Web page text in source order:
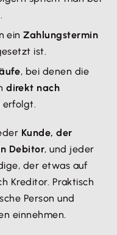
.
einZahlungstermin
ist.
, bei denen die
direkt nach
erfolgt.
Kunde, der
Debitor, und jeder
der etwas auf
Kreditor. Praktisch
Person und
einnehmen.